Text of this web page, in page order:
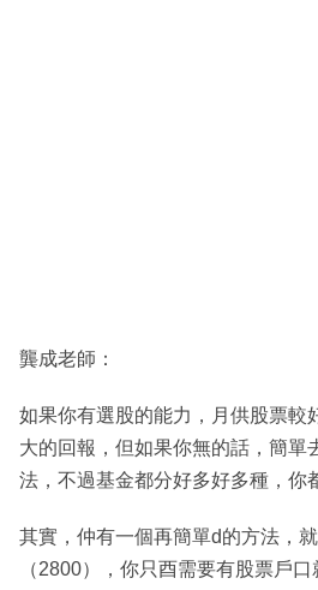
龔成老師：
如果你有選股的能力，月供股票較
大的回報，但如果你無的話，簡單
法，不過基金都分好多好多種，你
其實，仲有一個再簡單d的方法，
（2800），你只酉需要有股票戶